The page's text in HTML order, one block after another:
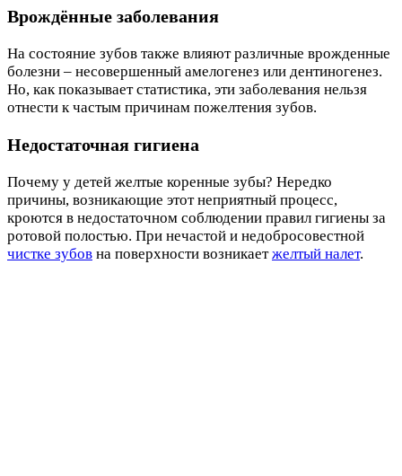
Врождённые заболевания
На состояние зубов также влияют различные врожденные
болезни – несовершенный амелогенез или дентиногенез.
Но, как показывает статистика, эти заболевания нельзя
отнести к частым причинам пожелтения зубов.
Недостаточная гигиена
Почему у детей желтые коренные зубы? Нередко
причины, возникающие этот неприятный процесс,
кроются в недостаточном соблюдении правил гигиены за
ротовой полостью. При нечастой и недобросовестной
чистке зубов на поверхности возникаетжелтый налет.